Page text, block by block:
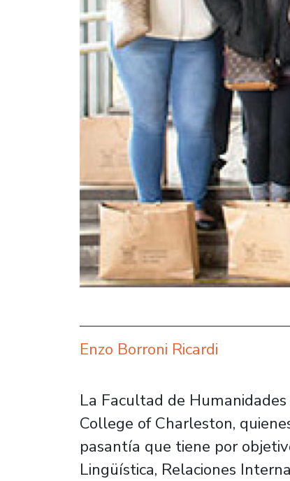
Enzo Borroni Ricardi
La Facultad de
College of Charleston,
pasantía que tiene por
Lingüística, Relaciones